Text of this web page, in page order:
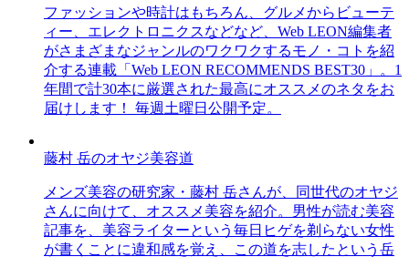
ファッションや時計はもちろん、グルメからビューテ
ィー、エレクトロニクスなどなど、Web LEON編集者
がさまざまなジャンルのワクワクするモノ・コトを紹
介する連載「Web LEON RECOMMENDS BEST30」。1
年間で計30本に厳選された最高にオススメのネタをお
届けします！ 毎週土曜日公開予定。
藤村 岳のオヤジ美容道
メンズ美容の研究家・藤村 岳さんが、同世代のオヤジ
さんに向けて、オススメ美容を紹介。男性が読む美容
記事を、美容ライターという毎日ヒゲを剃らない女性
が書くことに違和感を覚え、この道を志したという岳